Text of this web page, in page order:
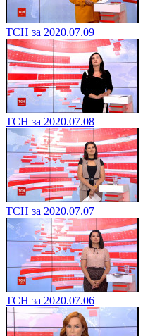
ТСН за 2020.07.09
ТСН за 2020.07.08
ТСН за 2020.07.07
ТСН за 2020.07.06